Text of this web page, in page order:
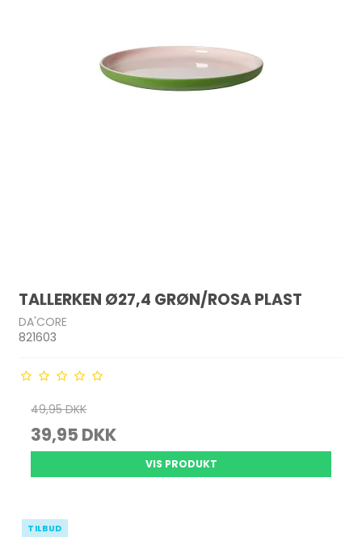
TALLERKEN Ø27,4 GRØN/ROSA PLAST
DA'CORE
821603
49,95 DKK
39,95 DKK
VIS PRODUKT
TILBUD